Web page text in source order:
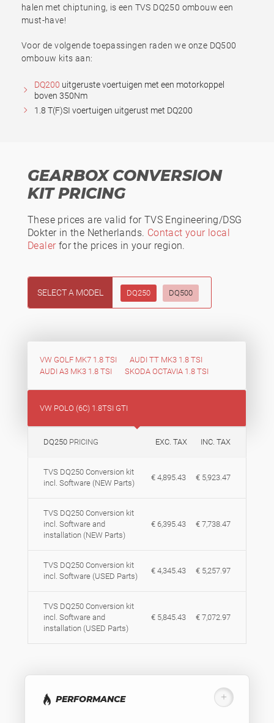
halen met chiptuning, is een TVS DQ250 ombouw een
must-have!
Voor de volgende toepassingen raden we onze DQ500
ombouw kits aan:
DQ200 uitgeruste voertuigen met een motorkoppel
boven 350Nm
1.8 T(F)SI voertuigen uitgerust met DQ200
GEARBOX CONVERSION
KIT PRICING
These prices are valid for TVS Engineering/DSG
Dokter in the Netherlands. Contact your local
Dealerfor the prices in your region.
SELECT A MODEL DQ250 DQ500
VW POLO (6C) 1.8TSI GTI
VW GOLF MK7 1.8 TSI
AUDI TT MK3 1.8 TSI
AUDI A3 MK3 1.8 TSI
SKODA OCTAVIA 1.8 TSI
DQ250 PRICING EXC. TAX INC. TAX
TVS DQ250 Conversion kit
incl. Software (NEW Parts)
€ 4,895.43 € 5,923.47
TVS DQ250 Conversion kit
incl. Software and
installation (NEW Parts)
€ 6,395.43 € 7,738.47
TVS DQ250 Conversion kit
incl. Software (USED Parts)
€ 4,345.43 € 5,257.97
TVS DQ250 Conversion kit
incl. Software and
installation (USED Parts)
€ 5,845.43 € 7,072.97
PERFORMANCE